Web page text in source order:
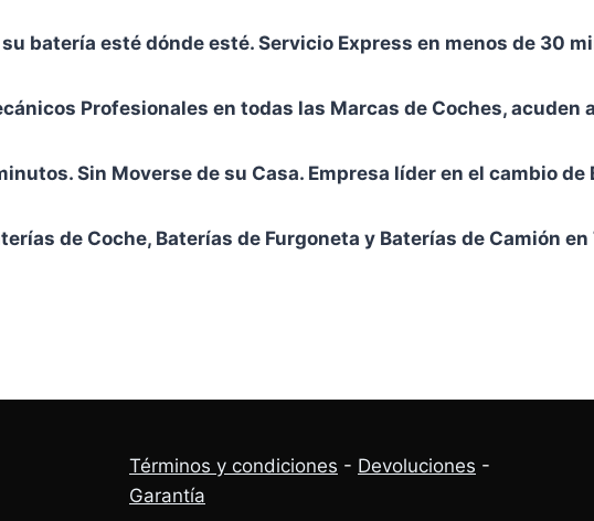
batería esté dónde esté. Servicio Express en menos de 30
Profesionales en todas las Marcas de Coches, acuden
Sin Moverse de su Casa. Empresa líder en el cambio
de Coche, Baterías de Furgoneta y Baterías de Camión en
Términos y condiciones - Devoluciones -
Garantía